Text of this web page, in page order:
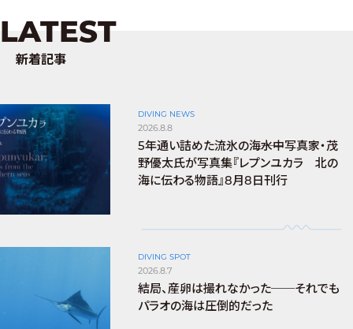
LATEST
新着記事
DIVING NEWS
2026.8.8
5年通い詰めた流氷の海――水中写真家・茂
野優太氏が写真集『レプンユカラ 北の
海に伝わる物語』8月8日刊行
DIVING SPOT
2026.8.7
結局、産卵は撮れなかった──それでも
パラオの海は圧倒的だった